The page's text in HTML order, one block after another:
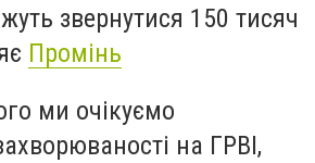
звернутися 150 тисяч
Промінь
ми очікуємо
на ГРВІ,